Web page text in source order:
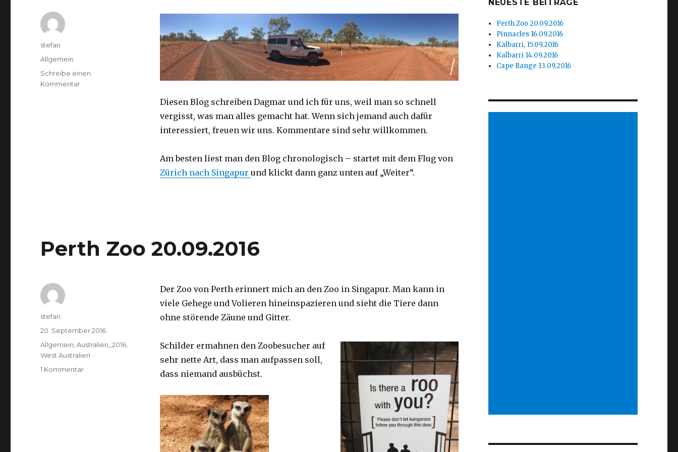
Diesen Blog schreiben Dagmar und ich für uns, weil man so schnell
vergisst, was man alles gemacht hat. Wenn sich jemand auch dafür
interessiert, freuen wir uns. Kommentare sind sehr willkommen.
Am besten liest man den Blog chronologisch – startet mit dem Flug von
Zürich nach Singapur und klickt dann ganz unten auf „Weiter“.
Autor
stefan
Kategorien
Allgemein
Schreibe einen
Kommentarzu
Perth Zoo 20.09.2016
Der Zoo von Perth erinnert mich an den Zoo in Singapur. Man kann in
viele Gehege und Volieren hineinspazieren und sieht die Tiere dann
ohne störende Zäune und Gitter.
Schilder ermahnen den Zoobesucher auf
sehr nette Art, dass man aufpassen soll,
dass niemand ausbüchst.
Autor
stefan
Veröffentlicht
am
20. September 2016
Kategorien
Allgemein,Australien_2016,
West Australien
1 Kommentarzu
NEUESTE BEITRÄGE
Perth Zoo 20.09.2016
Pinnacles 16.09.2016
Kalbarri, 15.09.2016
Kalbarri 14.09.2016
Cape Range 13.09.2016